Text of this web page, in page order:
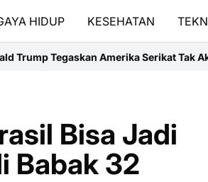
HIDUP KESEHATAN
Serikat Tak Akan Biarkan Iran
Bisa Jadi
Babak 32